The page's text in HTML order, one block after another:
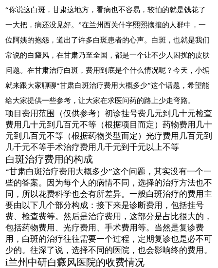
“你说这白斑，甘肃这地方，看病也不容易，较怕的就是钱花了
一大把，病还没见好。”在兰州西关什字熙熙攘攘的人群中，一
位阿姨的抱怨，道出了许多白斑患者的心声。白斑，也就是我们
常说的白癜风，在甘肃乃至全国，都是一个让不少人困扰的皮肤
问题。在甘肃治疗白斑，费用到底是个什么情况呢？今天，小编
就来跟大家聊聊“甘肃白斑治疗费用大概多少”这个话题，希望能
给大家提供一些参考，让大家在求医问药的路上少走弯路。
项目费用范围（仅供参考）初诊挂号费几元到几十元检查
费用几十元到几百元不等（根据项目而定）药物费用几十
元到几百元不等（根据药物类型而定）光疗费用几百元到
几千元不等手术治疗费用几千元到千元以上不等
白斑治疗费用的构成
“甘肃白斑治疗费用大概多少”这个问题，其实没有一个一
些的答案。因为每个人的病情不同，选择的治疗方法也不
同，所以花费科学也会有所差异。一般白斑治疗的费用主
要由以下几个部分构成：接下来是诊断费用，包括挂号
费、检查费等。然后是治疗费用，这部分是占比很大的，
包括药物费用、光疗费用、手术费用等。当然是复诊费
用，白斑的治疗往往需要一个过程，定期复诊也是必不可
少的。往深了说，选择不同的医院，也会影响终的费用。
i兰州中研白癜风医院的收费情况